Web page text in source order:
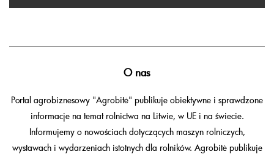
O nas
Portal agrobiznesowy "Agrobitė" publikuje obiektywne i sprawdzone
informacje na temat rolnictwa na Litwie, w UE i na świecie.
Informujemy o nowościach dotyczących maszyn rolniczych,
wystawach i wydarzeniach istotnych dla rolników. Agrobitė publikuje